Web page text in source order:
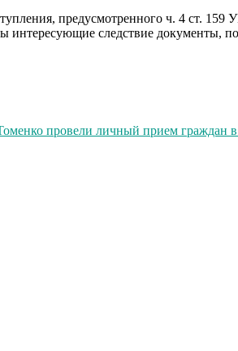
предусмотренного ч. 4 ст. 159
интересующие следствие документы,
провели личный прием граждан в